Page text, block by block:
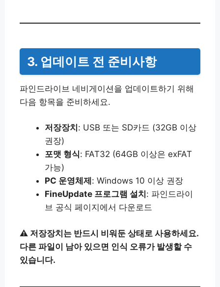
3. 업데이트 전 준비사항
파인드라이브 네비게이션을 업데이트하기 위해
다음 항목을 준비하세요.
저장장치 : USB 또는 SD카드 (32GB 이상
권장)
포맷 형식: FAT32 (64GB 이상은 exFAT
가능)
PC 운영체제 : Windows 10 이상 권장
FineUpdate 프로그램 설치 : 파인드라이
브 공식 페이지에서 다운로드
⚠ 저장장치는 반드시 비워둔 상태로 사용하세요.
다른 파일이 남아 있으면 인식 오류가 발생할 수
있습니다.